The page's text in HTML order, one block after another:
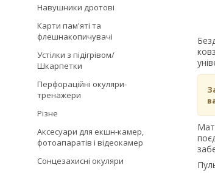
Навушники дротові
Карти пам'яті та
флешнакопичувачі
Устілки з підігрівом/
Шкарпетки
Перфораційні окуляри-
тренажери
Різне
Аксесуари для екшн-камер,
фотоапаратів і відеокамер
Сонцезахисні окуляри